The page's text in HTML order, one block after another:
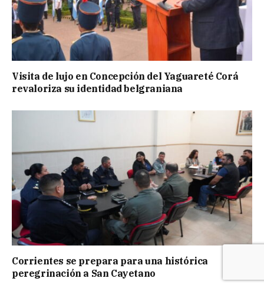
Visita de lujo en Concepción del Yaguareté Corá
revaloriza su identidad belgraniana
Corrientes se prepara para una histórica
peregrinación a San Cayetano